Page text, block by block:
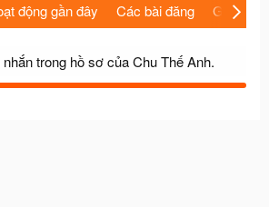
động gần đây Các bài đăng Giới thiệu
trong hồ sơ của Chu Thế Anh.